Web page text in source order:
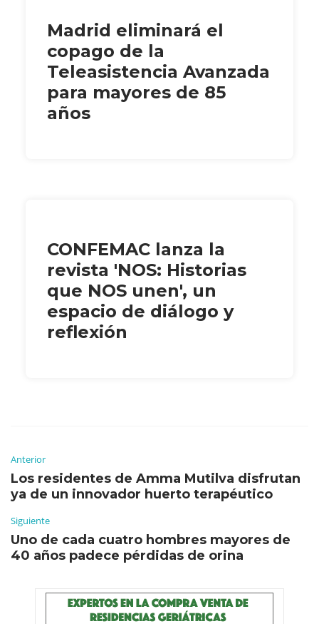
Madrid eliminará el
copago de la
Teleasistencia Avanzada
para mayores de 85
años
CONFEMAC lanza la
revista 'NOS: Historias
que NOS unen', un
espacio de diálogo y
reflexión
Anterior
Los residentes de Amma Mutilva disfrutan
ya de un innovador huerto terapéutico
Siguiente
Uno de cada cuatro hombres mayores de
40 años padece pérdidas de orina